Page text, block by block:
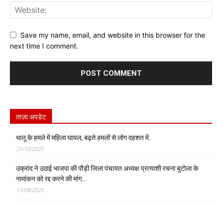
Save my name, email, and website in this browser for the
next time I comment.
ताज़ा अपडेट
भालू के हमले में महिला घायल, बढ़ते हमलों से लोग दहशत में..
21/10/2025
उक्रांद ने उठाई भाजपा की पौड़ी जिला पंचायत अध्यक्ष प्रत्याशी रचना बुटोला के
नामांकन को रद्द करने की मांग…
13/08/2025